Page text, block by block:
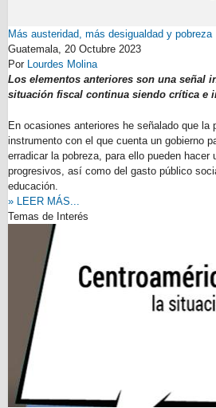
Más austeridad, más desigualdad y pobreza
Guatemala, 20 Octubre 2023
Por Lourdes Molina
Los elementos anteriores son una señal
situación fiscal continua siendo crítica e
En ocasiones anteriores he señalado que la
instrumento con el que cuenta un gobierno
erradicar la pobreza, para ello pueden hacer
progresivos, así como del gasto público
educación.
» LEER MÁS...
Temas de Interés